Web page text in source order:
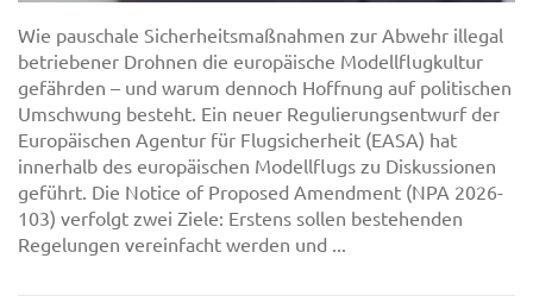
Wie pauschale Sicherheitsmaßnahmen zur Abwehr illegal
betriebener Drohnen die europäische Modellflugkultur
gefährden – und warum dennoch Hoffnung auf politischen
Umschwung besteht. Ein neuer Regulierungsentwurf der
Europäischen Agentur für Flugsicherheit (EASA) hat
innerhalb des europäischen Modellflugs zu Diskussionen
geführt. Die Notice of Proposed Amendment (NPA 2026-
103) verfolgt zwei Ziele: Erstens sollen bestehenden
Regelungen vereinfacht werden und ...